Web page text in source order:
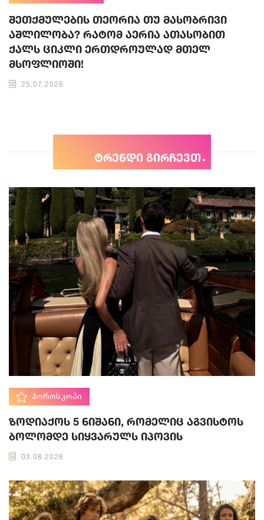
შეთქმულების თეორია თუ მასობრივი
აშლილობა? რატომ აერია ათასობით
ქალს ციკლი ერთდროულად მთელ
მსოფლიოში!
25.07.2026
ტრენდი გირჩევთ
ᲰᲝᲠᲝᲡᲙᲝᲞᲘ
ზოდიაქოს 5 ნიშანი, რომელიც აგვისტოს
ბოლომდე სიყვარულს იპოვის
03.08.2026